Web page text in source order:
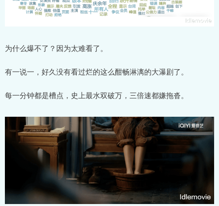
为什么爆不了？因为太难看了。
有一说一，好久没有看过烂的这么酣畅淋漓的大瀑剧了。
每一分钟都是槽点，史上最水双破万，三倍速都嫌拖沓。